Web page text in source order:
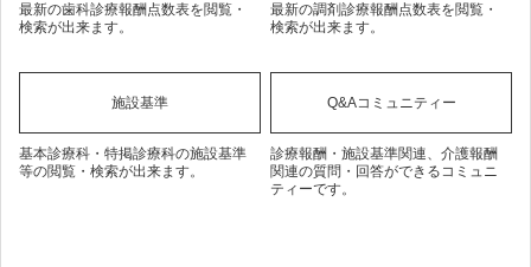
最新の歯科診療報酬点数表を閲覧・
検索が出来ます。
最新の調剤診療報酬点数表を閲覧・
検索が出来ます。
施設基準
基本診療科・特掲診療科の施設基準
等の閲覧・検索が出来ます。
Q&Aコミュニティー
診療報酬・施設基準関連、介護報酬
関連の質問・回答ができるコミュニ
ティーです。